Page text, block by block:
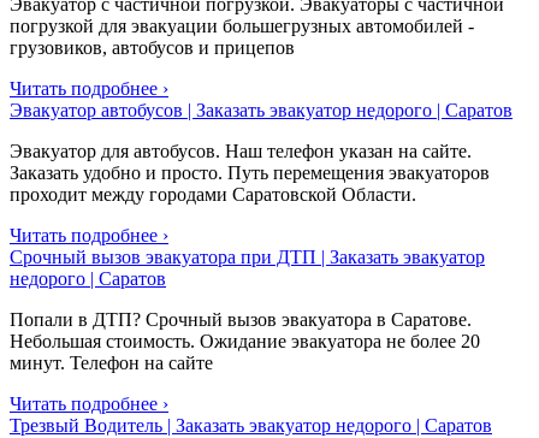
Эвакуатор с частичной погрузкой. Эвакуаторы с частичной
погрузкой для эвакуации большегрузных автомобилей -
грузовиков, автобусов и прицепов
Читать подробнее ›
Эвакуатор автобусов | Заказать эвакуатор недорого | Саратов
Эвакуатор для автобусов. Наш телефон указан на сайте.
Заказать удобно и просто. Путь перемещения эвакуаторов
проходит между городами Саратовской Области.
Читать подробнее ›
Срочный вызов эвакуатора при ДТП | Заказать эвакуатор
недорого | Саратов
Попали в ДТП? Срочный вызов эвакуатора в Саратове.
Небольшая стоимость. Ожидание эвакуатора не более 20
минут. Телефон на сайте
Читать подробнее ›
Трезвый Водитель | Заказать эвакуатор недорого | Саратов